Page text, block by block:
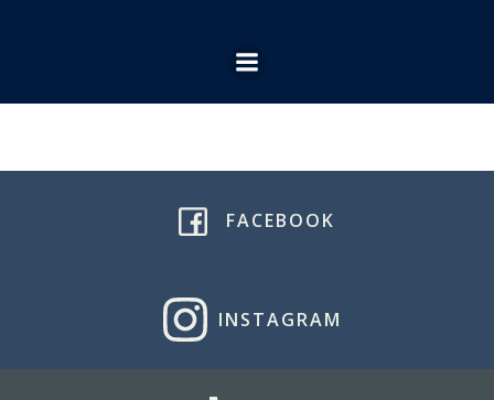
de
FACEBOOK
INSTAGRAM